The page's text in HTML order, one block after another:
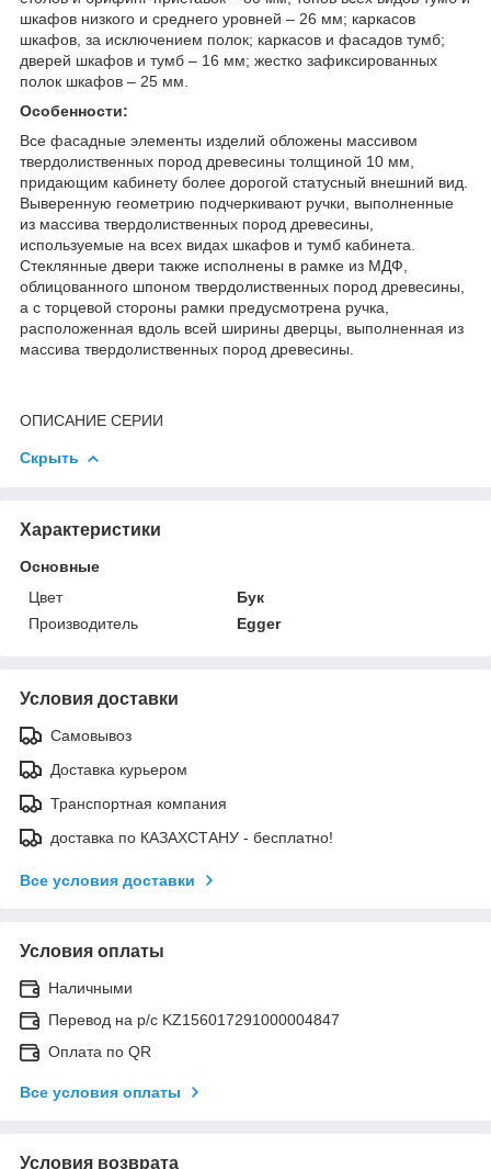
шкафов низкого и среднего уровней – 26 мм; каркасов
шкафов, за исключением полок; каркасов и фасадов тумб;
дверей шкафов и тумб – 16 мм; жестко зафиксированных
полок шкафов – 25 мм.
Особенности:
Все фасадные элементы изделий обложены массивом
твердолиственных пород древесины толщиной 10 мм,
придающим кабинету более дорогой статусный внешний вид.
Выверенную геометрию подчеркивают ручки, выполненные
из массива твердолиственных пород древесины,
используемые на всех видах шкафов и тумб кабинета.
Стеклянные двери также исполнены в рамке из МДФ,
облицованного шпоном твердолиственных пород древесины,
а с торцевой стороны рамки предусмотрена ручка,
расположенная вдоль всей ширины дверцы, выполненная из
массива твердолиственных пород древесины.
ОПИСАНИЕ СЕРИИ
Скрыть
Характеристики
Основные
Цвет
Бук
Производитель
Egger
Условия доставки
Самовывоз
Доставка курьером
Транспортная компания
доставка по КАЗАХСТАНУ - бесплатно!
Все условия доставки
Условия оплаты
Наличными
Перевод на р/с KZ156017291000004847
Оплата по QR
Все условия оплаты
Условия возврата